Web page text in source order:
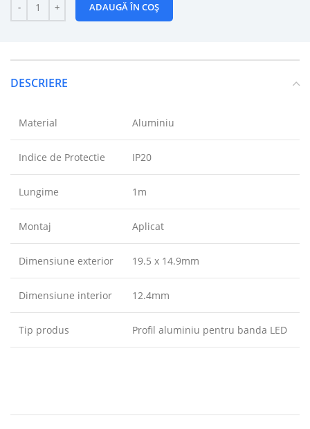
ADAUGĂ ÎN COȘ
DESCRIERE
Material Aluminiu
Indice de Protectie IP20
Lungime 1m
Montaj Aplicat
Dimensiune exterior 19.5 x 14.9mm
Dimensiune interior 12.4mm
Tip produs Profil aluminiu pentru banda LED